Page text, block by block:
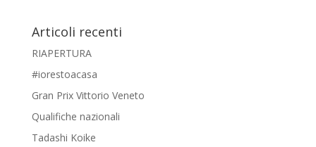
Articoli recenti
RIAPERTURA
#iorestoacasa
Gran Prix Vittorio Veneto
Qualifiche nazionali
Tadashi Koike